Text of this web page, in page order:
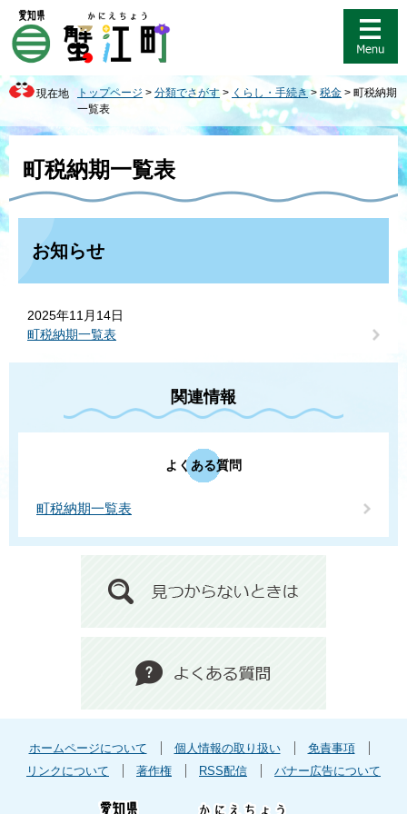
ジ
先
で
す
。
ュ
を
ば
し
て
本
文
へ
現在地 トップページ > 分類でさがす > くらし・手続き > 税金 > 町税納期
一覧表
町税納期一覧表
お知らせ
2025年11月14日
町税納期一覧表
関連情報
よくある質問
町税納期一覧表
ホームページについて 個人情報の取り扱い
免責事項
リンクについて
著作権 RSS配信 バナー広告について